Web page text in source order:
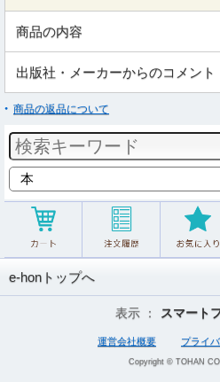
商品の内容
出版社・メーカーからのコメント
商品の返品について
e-honトップへ
表示 ： スマート
運営会社概要 プライ
Copyright © TOHAN